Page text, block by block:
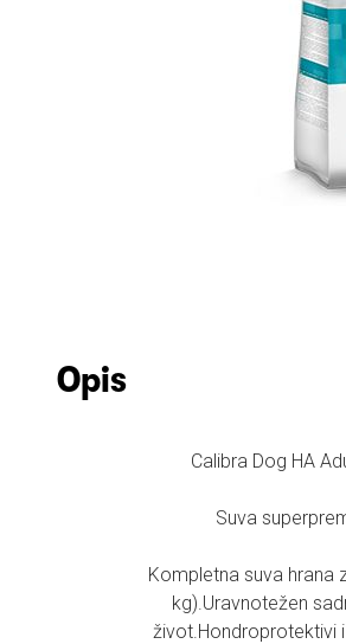
Opis
Calibra Dog HA
Suva
Kompletna suva hrana
kg).Uravnotežen
život.Hondroprotektivi